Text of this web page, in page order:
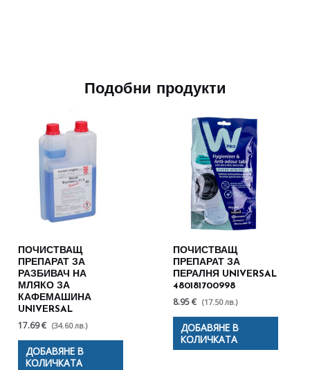
Подобни продукти
ПОЧИСТВАЩ
ПРЕПАРАТ ЗА
РАЗБИВАЧ НА
МЛЯКО ЗА
КАФЕМАШИНА
UNIVERSAL
17.69 € (34.60 лв.)
ДОБАВЯНЕ В
КОЛИЧКАТА
ПОЧИСТВАЩ
ПРЕПАРАТ ЗА
ПЕРАЛНЯ UNIVERSAL
480181700998
8.95 € (17.50 лв.)
ДОБАВЯНЕ В
КОЛИЧКАТА